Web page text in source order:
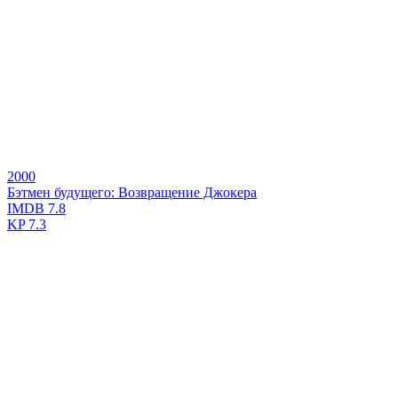
2000
Бэтмен будущего: Возвращение Джокера
IMDB 7.8
KP7.3